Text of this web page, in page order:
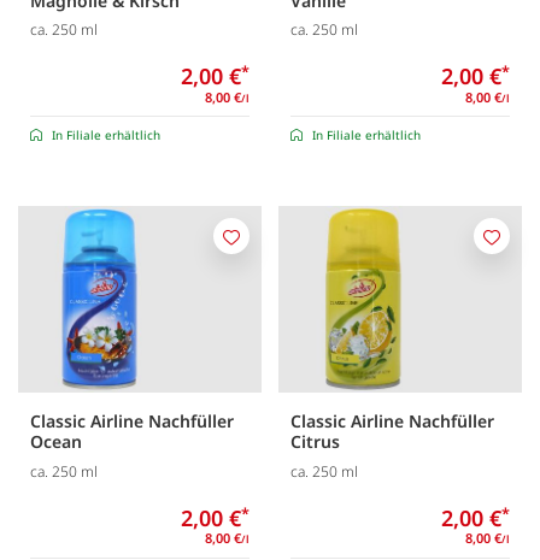
ca. 250 ml
2,00 €*
8,00 €/l
In Filiale erhältlich
ca. 250 ml
2,00 €*
8,00 €/l
In Filiale erhältlich
Classic Airline Nachfüller
Ocean
ca. 250 ml
2,00 €*
8,00 €/l
Merken
Classic Airline Nachfüller
Citrus
ca. 250 ml
2,00 €*
8,00 €/l